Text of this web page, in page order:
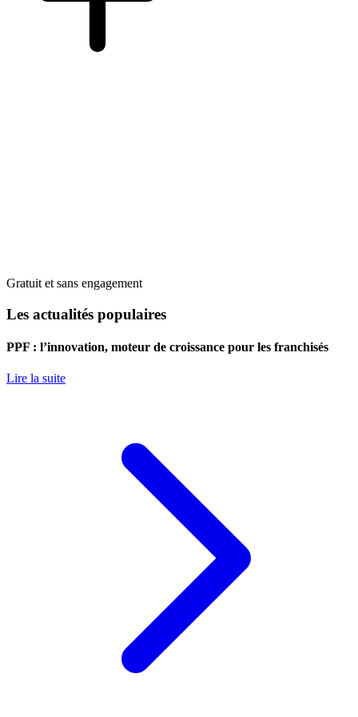
Gratuit et sans engagement
Les actualités populaires
PPF : l’innovation, moteur de croissance pour les franchisés
Lire la suite